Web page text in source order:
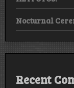
Nocturnal
Recent